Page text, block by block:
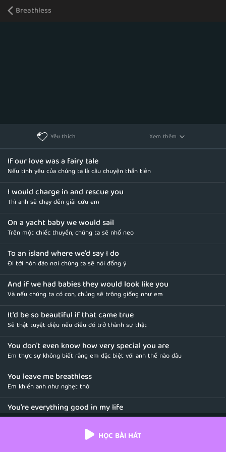
Breathless
Yêu thích Xem thêm
If our love was a fairy tale
Nếu tình yêu của chúng ta là câu chuyện thần tiên
I would charge in and rescue you
Thì anh sẽ chạy đến giải cứu em
On a yacht baby we would sail
Trên một chiếc thuyền, chúng ta sẽ nhổ neo
To an island where we'd say I do
Đi tới hòn đảo nơi chúng ta sẽ nói đồng ý
And if we had babies they would look like you
Và nếu chúng ta có con, chúng sẽ trông giống như em
It'd be so beautiful if that came true
Sẽ thật tuyệt diệu nếu điều đó trở thành sự thật
You don't even know how very special you are
Em thực sự không biết rằng em đặc biệt với anh thế nào đâu
You leave me breathless
Em khiến anh như nghẹt thở
You're everything good in my life
Em là tất cả những điều tốt đẹp nhất trong đời anh
You leave me breathless HỌC BÀI HÁT